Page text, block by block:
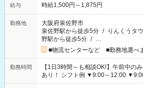
給与 時給1,500円～1,875円
勤務地
大阪府泉佐野市
泉佐野駅から徒歩5分 / りんくうタ
野駅から徒歩5分 / …
■物流センターなど ■勤務地選べ
勤務時間
【1日3時間～も相談OK!】午前中の
あり！ シフト例 ▼9:00～12:00
▼18:00～21:00